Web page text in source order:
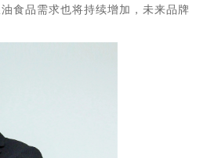
食品需求也将持续增加，未来品牌